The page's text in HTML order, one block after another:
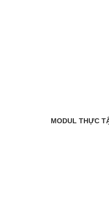
MODUL THỰC